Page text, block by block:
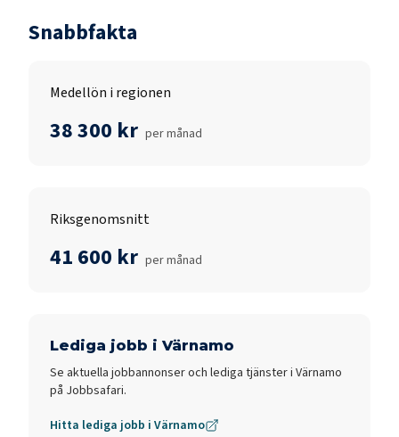
Snabbfakta
Medellön i regionen
38 300 kr per månad
Riksgenomsnitt
41 600 kr per månad
Lediga jobb i Värnamo
Se aktuella jobbannonser och lediga tjänster i Värnamo
på Jobbsafari.
Hitta lediga jobb i Värnamo